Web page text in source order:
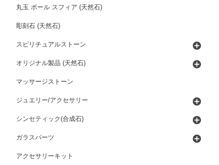
丸玉 ボール スフィア (天然石)
彫刻石 (天然石)
スピリチュアルストーン
オリジナル製品 (天然石)
マッサージストーン
ジュエリー/アクセサリー
シンセティック(合成石)
ガラスパーツ
アクセサリーキット